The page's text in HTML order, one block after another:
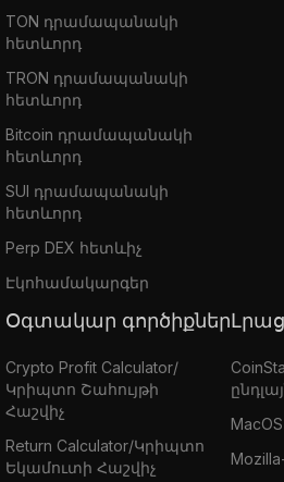
TON դրամապանակի
հետևորդ
TRON դրամապանակի
հետևորդ
Bitcoin դրամապանակի
հետևորդ
SUI դրամապանակի
հետևորդ
Perp DEX հետևիչ
Էկոհամակարգեր
Օգտակար գործիքներ
Crypto Profit Calculator/
Կրիպտո Շահույթի
Հաշվիչ
Return Calculator/Կրիպտո
Եկամուտի Հաշվիչ